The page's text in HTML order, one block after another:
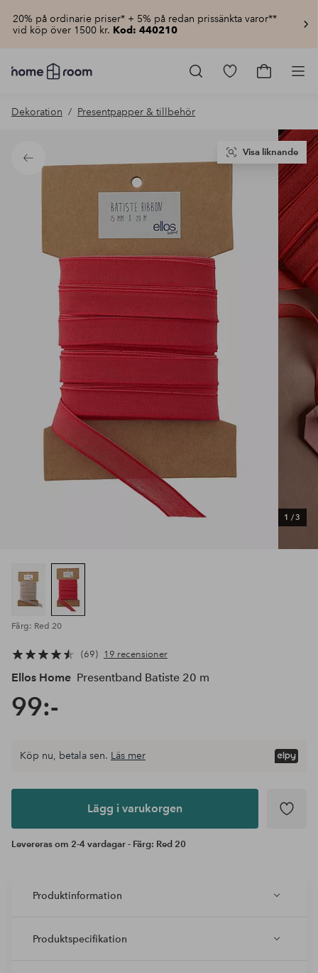
20% på ordinarie priser* + 5% på redan prissänkta varor**
vid köp över 1500 kr. Kod: 440210
Homeroom
–
hemmet
pris
Gå
Gå
Dekoration Presentpapper & tillbehör
Tillbaka
1 /3
Visa liknande
Färg: Red 20
69 19 recensioner
Ellos Home Presentband Batiste 20 m
99:-
Lägg i
Köp nu, betala sen. Läs mer
Lägg i varukorgen
Levereras om 2-4 vardagar - Färg: Red 20
Produktinformation
Produktspecifikation